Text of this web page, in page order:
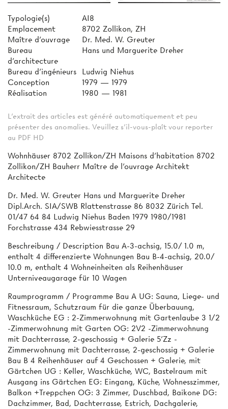
Typologie(s)
AI8
Emplacement
8702 Zollikon, ZH
Maître d'ouvrage
Dr. Med. W. Greuter
Bureau
d'architecture
Hans und Marguerite Dreher
Bureau d'ingénieurs
Ludwig Niehus
Conception
1979 — 1979
Réalisation
1980 — 1981
L'extrait des articles est généré automatiquement et peu
présenter des anomalies. Veuillez s'il-vous-plaît vour reporter
au PDF HD
Wohnhäuser 8702 Zollikon/ZH Maisons d'habitation 8702
Zollikon/ZH Bauherr Maître de l'ouvrage Architekt
Architecte
Dr. Med. W. Greuter Hans und Marguerite Dreher
Dipl.Arch. SIA/SWB Rlattenstrasse 86 8032 Zürich Tel.
01/47 64 84 Ludwig Niehus Baden 1979 1980/1981
Forchstrasse 434 Rebwiesstrasse 29
Beschreibung / Description Bau A-3-achsig, 15.0/ 1.0 m,
enthalt 4 differenzierte Wohnungen Bau B-4-achsig, 20.0/
10.0 m, enthalt 4 Wohneinheiten als Reihenhäuser
Unterniveaugarage für 10 Wagen
Raumprogramm / Programme Bau A UG: Sauna, Liege- und
Fitnessraum, Schutzraum für die ganze Überbauung,
Waschküche EG : 2-Zimmerwohnung mit Gartenlaube 3 1/2
-Zimmerwohnung mit Garten OG: 2V2 -Zimmerwohnung
mit Dachterrasse, 2-geschossig + Galerie 5'Zz -
Zimmerwohnung mit Dachterrasse, 2-geschossig + Galerie
Bau B 4 Reihenhäuser auf 4 Geschossen + Galerie, mit
Gärtchen UG : Keller, Waschküche, WC, Bastelraum mit
Ausgang ins Gärtchen EG: Eingang, Küche, Wohnesszimmer,
Balkon +Treppchen OG: 3 Zimmer, Duschbad, Baikone DG:
Dachzimmer, Bad, Dachterrasse, Estrich, Dachgalerie,